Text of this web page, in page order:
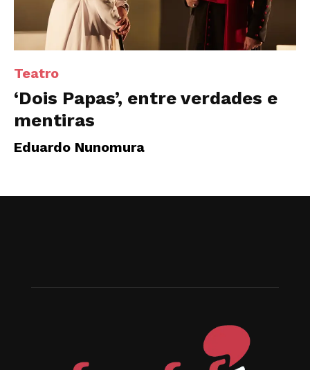
Teatro
‘Dois Papas’, entre verdades e
mentiras
Eduardo Nunomura